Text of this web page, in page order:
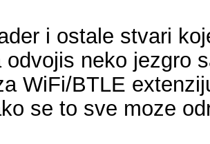
i ostale stvari
odvojis neko jezgro
WiFi/BTLE
se to sve moze